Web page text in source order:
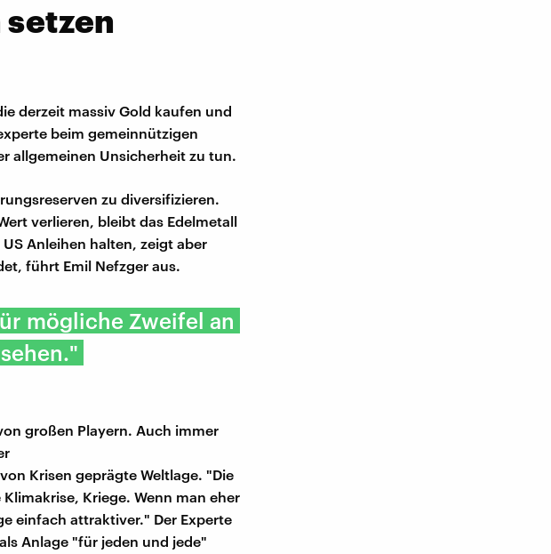
derzeit massiv Gold kaufen und
beim gemeinnützigen
allgemeinen Unsicherheit zu tun.
zu diversifizieren.
verlieren, bleibt das Edelmetall
Anleihen halten, zeigt aber
führt Emil Nefzger aus.
mögliche Zweifel an
großen Playern. Auch immer
Krisen geprägte Weltlage. "Die
Kriege. Wenn man eher
einfach attraktiver." Der Experte
Anlage "für jeden und jede"